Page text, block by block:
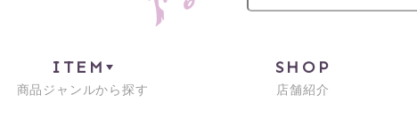
ITEM
商品ジャンルから探す
SHOP
店舗紹介